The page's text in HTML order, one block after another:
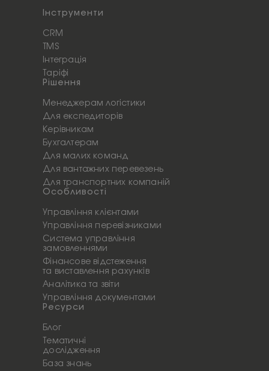
Інструменти
CRM
TMS
Інтеграція
Таріфі
Рішення
Менеджерам логістики
Для експедиторів
Керівникам
Бухгалтерам
Для малих команд
Для вантажних перевезень
Для транспортних компаній
Особливості
Управління клієнтами
Управління перевізниками
Система управління
замовленнями
Фінансове відстеження
та виставлення рахунків
Аналітика та звіти
Управління документами
Ресурси
Блог
Тематичні
дослідження
База знань